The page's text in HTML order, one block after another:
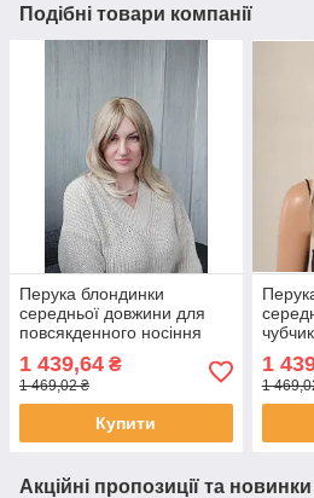
Подібні товари компанії
Перука блондинки
середньої довжини для
повсякденного носіння
(LCI242-3)
1 439,64 ₴
1 469,02 ₴
Купити
1
1
Акційні пропозиції та новинки